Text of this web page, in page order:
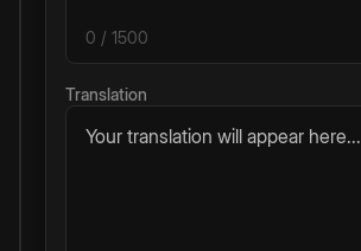
0 / 1500
Translation
Your translation will appear here...